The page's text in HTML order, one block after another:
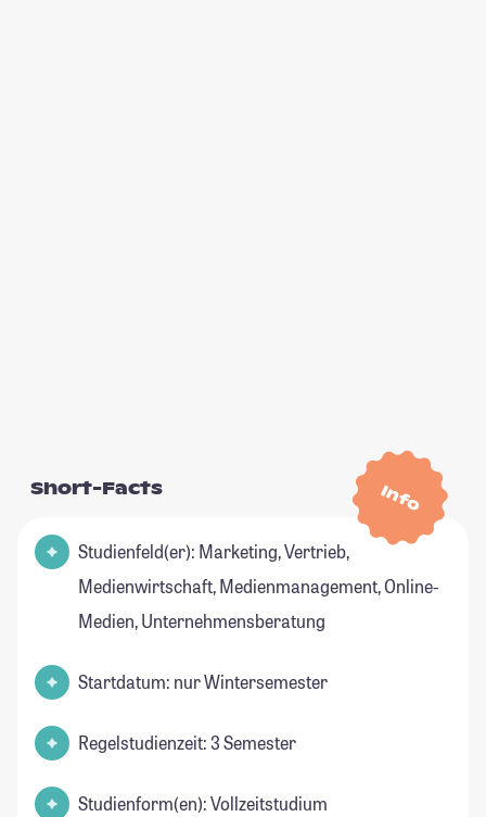
Info
Short-Facts
Studienfeld(er): Marketing, Vertrieb,
Medienwirtschaft, Medienmanagement, Online-
Medien, Unternehmensberatung
Startdatum: nur Wintersemester
Regelstudienzeit: 3 Semester
Studienform(en): Vollzeitstudium